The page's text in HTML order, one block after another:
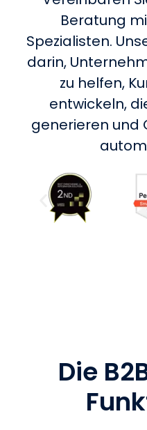
Beratung
Spezialisten.
darin,
zu helfen,
entwickeln,
generieren und
Die